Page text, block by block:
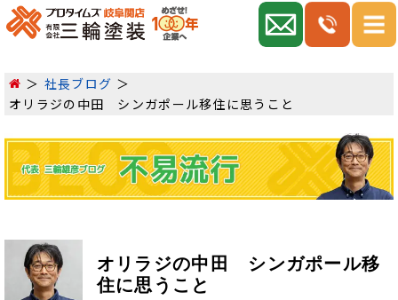
社長ブログ
オリラジの中田 シンガポール移住に思うこと
オリラジの中田 シンガポール移
住に思うこと